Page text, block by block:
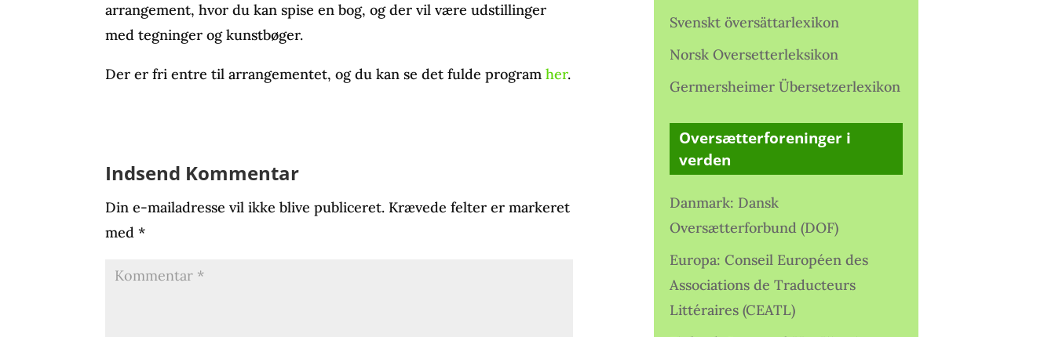
arrangement, hvor du kan spise en bog, og der vil være udstillinger
med tegninger og kunstbøger.
Der er fri entre til arrangementet, og du kan se det fulde programher.
Indsend Kommentar
Din e-mailadresse vil ikke blive publiceret. Krævede felter er markeret
med*
Svenskt översättarlexikon
Norsk Oversetterleksikon
Germersheimer Übersetzerlexikon
Oversætterforeninger i
verden
Danmark: Dansk
Oversætterforbund (DOF)
Europa: Conseil Européen des
Associations de Traducteurs
Littéraires (CEATL)